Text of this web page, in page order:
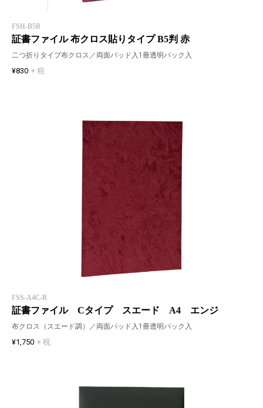
FSH-B5R
証書ファイル 布クロス貼りタイプ B5判 赤
二つ折りタイプ布クロス／両面パッド入1冊透明パック入
¥830 + 税
FSS-A4C-R
証書ファイル Cタイプ スエード A4 エンジ
布クロス（スエード調）／両面パッド入1冊透明パック入
¥1,750 + 税